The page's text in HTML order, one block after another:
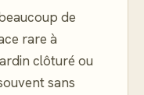
de
rare à
clôturé ou
sans